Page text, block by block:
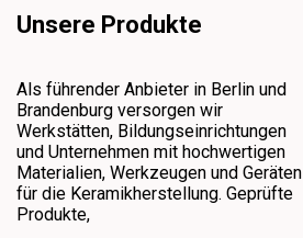
der
Produktseite
werden
Unsere Produkte
Als führender Anbieter in Berlin und
Brandenburg versorgen wir
Werkstätten, Bildungseinrichtungen
und Unternehmen mit hochwertigen
Materialien, Werkzeugen und Geräten
für die Keramikherstellung. Geprüfte
Produkte,